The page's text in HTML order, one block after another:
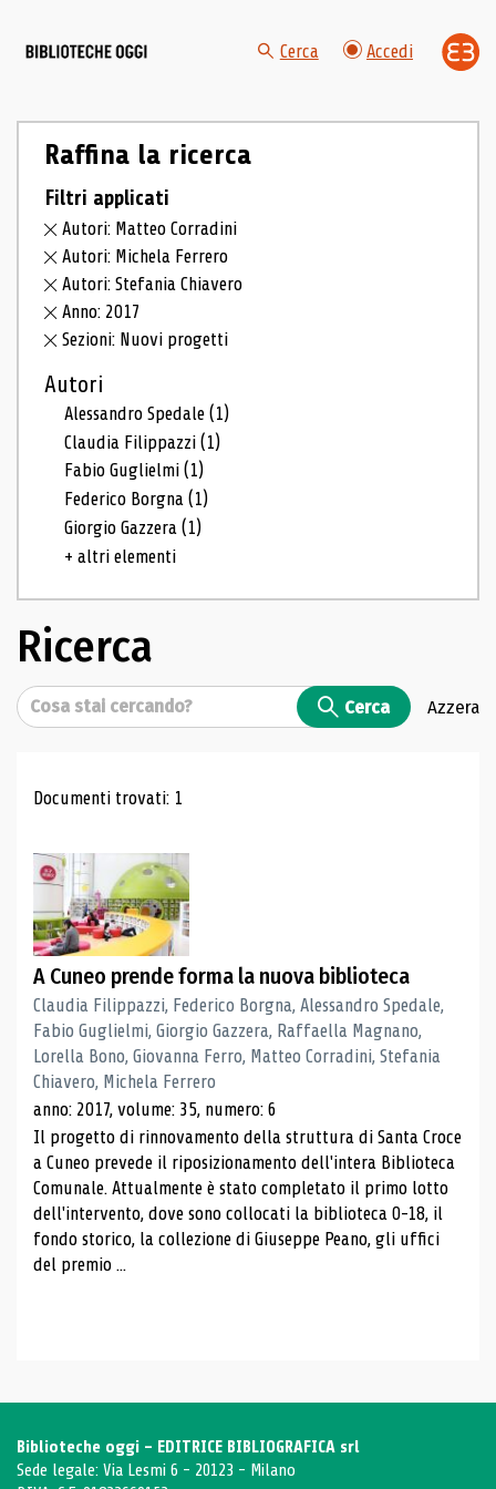
Cerca Accedi
Raffina la ricerca
Filtri applicati
Autori: Matteo Corradini
Autori: Michela Ferrero
Autori: Stefania Chiavero
Anno: 2017
Sezioni: Nuovi progetti
Autori
Alessandro Spedale(1)
Claudia Filippazzi(1)
Fabio Guglielmi(1)
Federico Borgna(1)
Giorgio Gazzera(1)
+ altri elementi
Ricerca
Cerca Cerca Azzera
Risultati di ricerca
Documenti trovati: 1
A Cuneo prende forma la nuova biblioteca
Claudia Filippazzi, Federico Borgna, Alessandro Spedale,
Fabio Guglielmi, Giorgio Gazzera, Raffaella Magnano,
Lorella Bono, Giovanna Ferro, Matteo Corradini, Stefania
Chiavero, Michela Ferrero
anno: 2017, volume: 35, numero: 6
Il progetto di rinnovamento della struttura di Santa Croce
a Cuneo prevede il riposizionamento dell'intera Biblioteca
Comunale. Attualmente è stato completato il primo lotto
dell'intervento, dove sono collocati la biblioteca 0-18, il
fondo storico, la collezione di Giuseppe Peano, gli uffici
del premio ...
Biblioteche oggi - EDITRICE BIBLIOGRAFICA srl
Sede legale: Via Lesmi 6 - 20123 - Milano